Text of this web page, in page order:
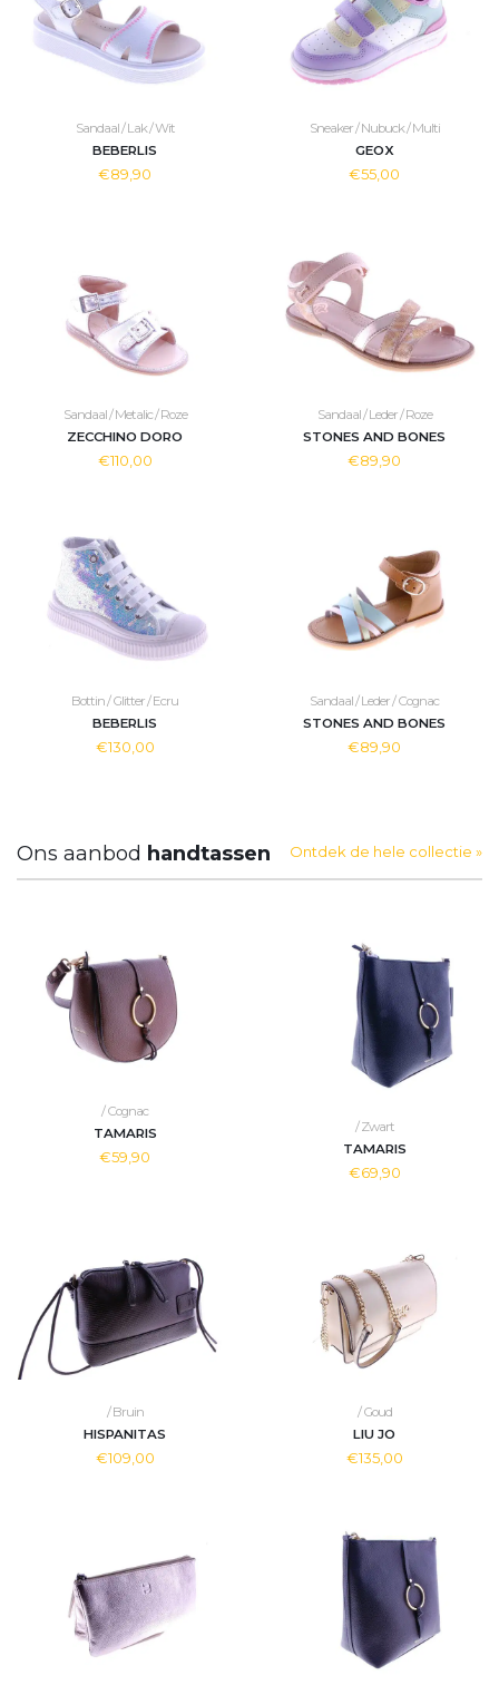
Sandaal / Lak / Wit
BEBERLIS
€89,90
Sneaker / Nubuck / Multi
GEOX
€55,00
Sandaal / Metalic / Roze
ZECCHINO DORO
€110,00
Sandaal / Leder / Roze
STONES AND BONES
€89,90
Bottin / Glitter / Ecru
BEBERLIS
€130,00
Sandaal / Leder / Cognac
STONES AND BONES
€89,90
Ons aanbod handtassen Ontdek de hele collectie »
/ Cognac
TAMARIS
€59,90
/ Zwart
TAMARIS
€69,90
/ Bruin
HISPANITAS
€109,00
/ Goud
LIU JO
€135,00